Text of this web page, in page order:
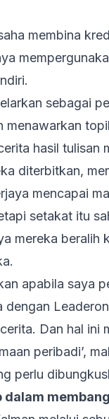
membina
sebagai
menawarkan
hasil tulisan
diterbitkan,
mencapai
setakat itu
mereka beralih
apabila saya
dengan
Dan hal ini
peribadi’,
perlu